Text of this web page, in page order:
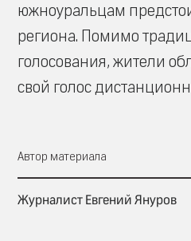
южноуральцам
региона. Помимо
голосования, жители
свой голос
Автор материала
Журналист Евгений Януров